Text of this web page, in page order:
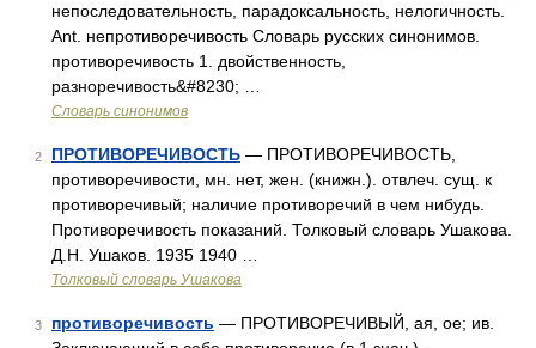
непоследовательность, парадоксальность, нелогичность.
Ant. непротиворечивость Словарь русских синонимов.
противоречивость 1. двойственность,
разноречивость&#8230; …
Словарь синонимов
2 ПРОТИВОРЕЧИВОСТЬ — ПРОТИВОРЕЧИВОСТЬ,
противоречивости, мн. нет, жен. (книжн.). отвлеч. сущ. к
противоречивый; наличие противоречий в чем нибудь.
Противоречивость показаний. Толковый словарь Ушакова.
Д.Н. Ушаков. 1935 1940 …
Толковый словарь Ушакова
3 противоречивость — ПРОТИВОРЕЧИВЫЙ, ая, ое; ив.